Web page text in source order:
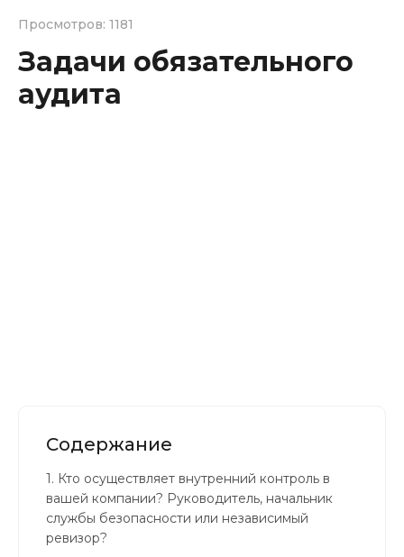
Блог
Отзывы
Просмотров: 1181
Задачи обязательного
аудита
Содержание
1. Кто осуществляет внутренний контроль в
вашей компании? Руководитель, начальник
службы безопасности или независимый
ревизор?